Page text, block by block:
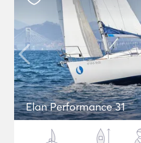
Elan Performance 31